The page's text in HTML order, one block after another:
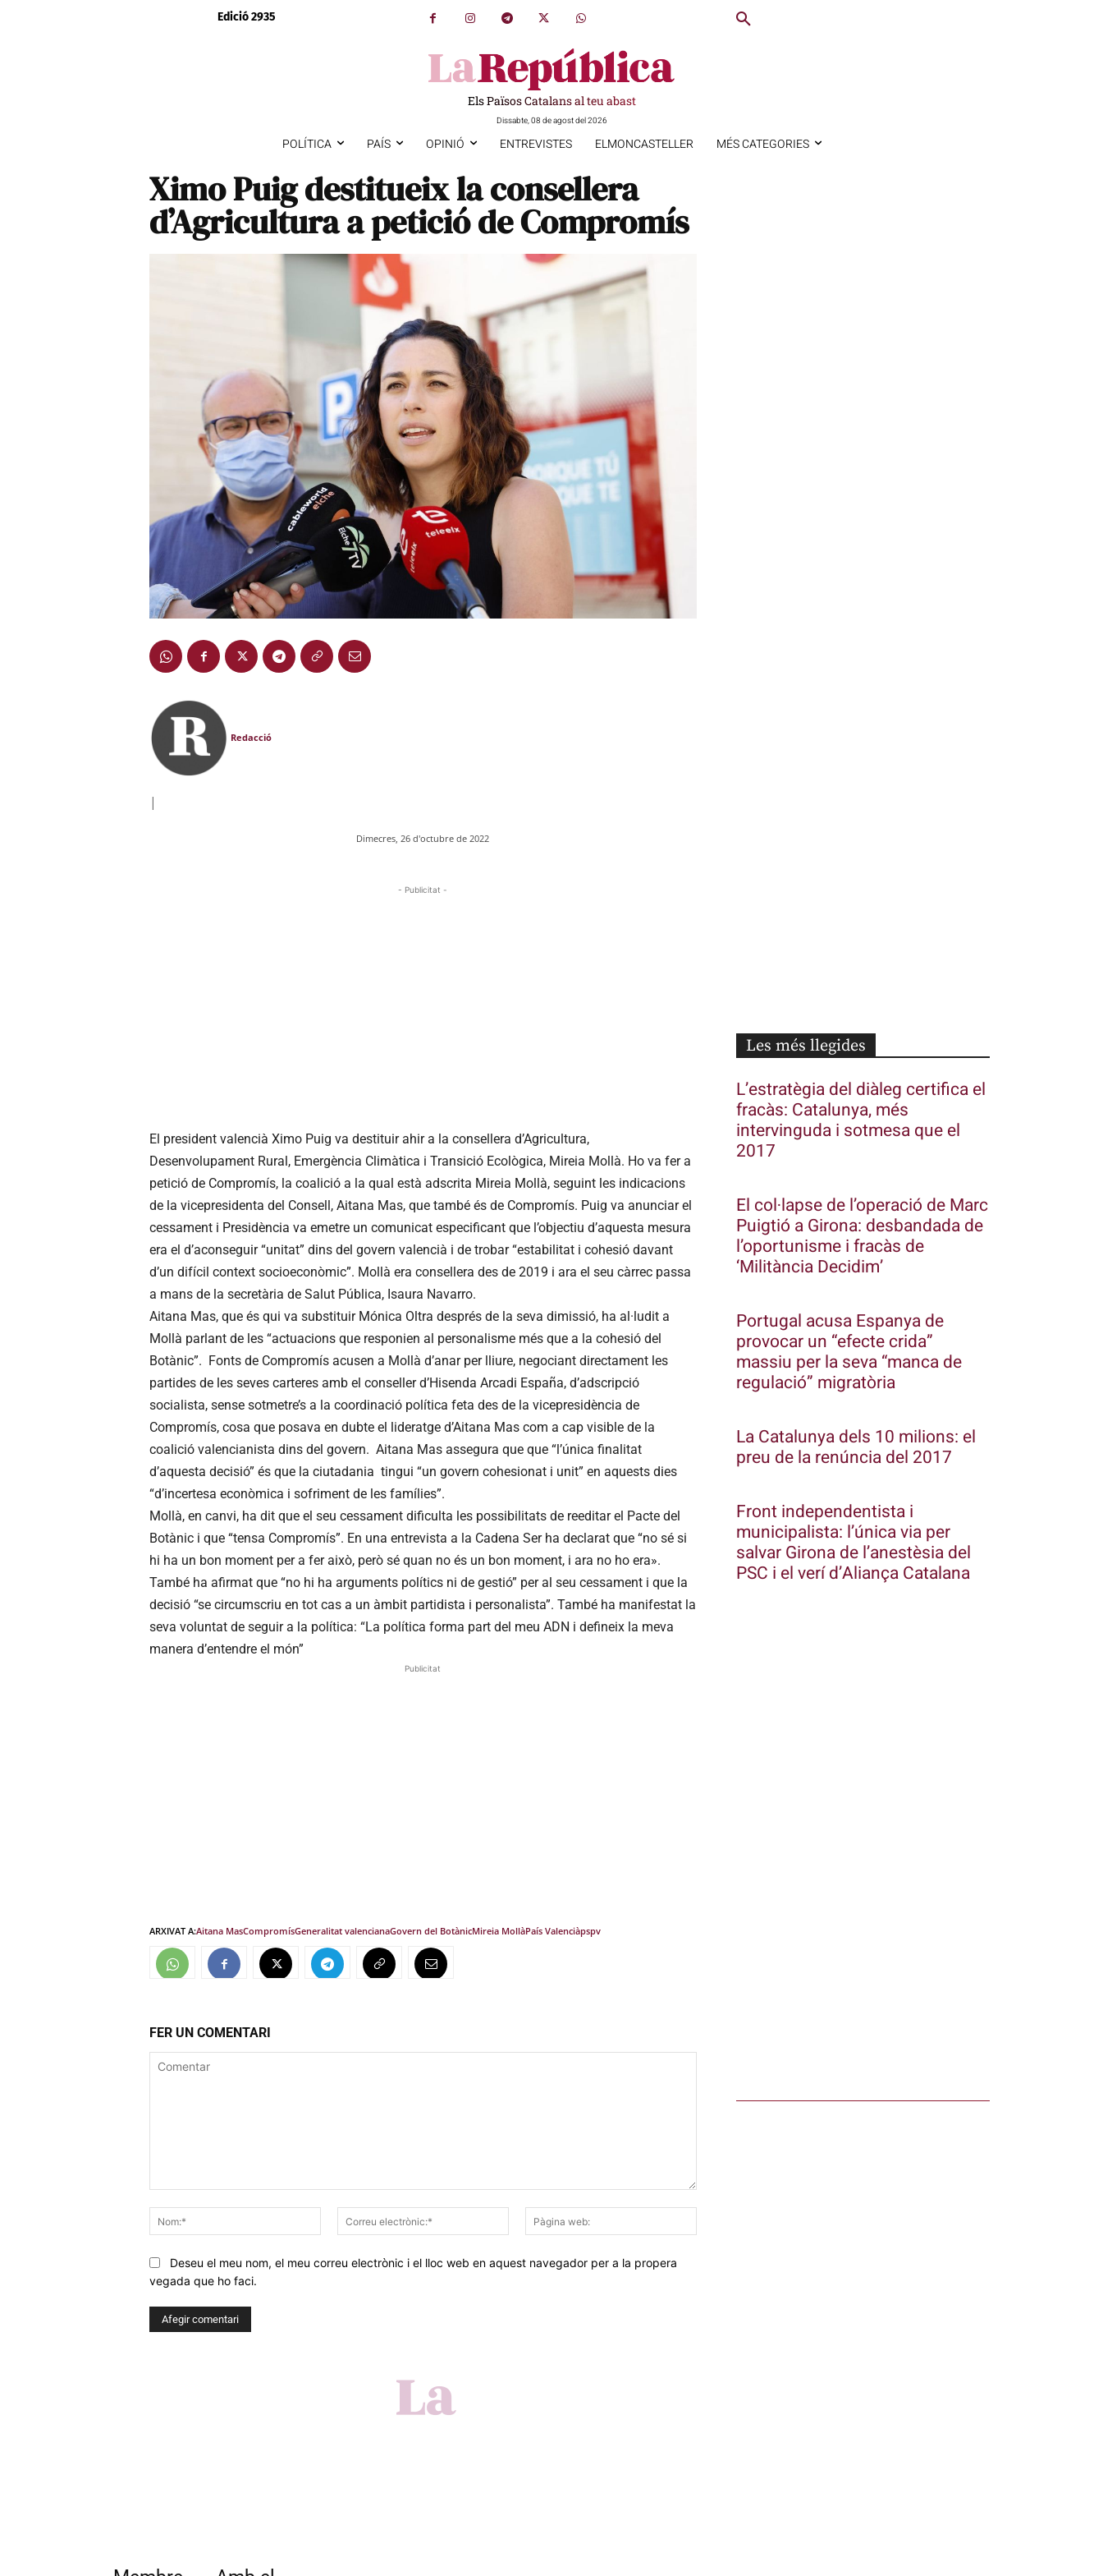
Edició 2935
Els Països Catalans al teu abast
Dissabte, 08 de agost del 2026
POLÍTICA PAÍS OPINIÓ ENTREVISTES ELMONCASTELLER MÉS CATEGORIES
Ximo Puig destitueix la consellera
d’Agricultura a petició de Compromís
Redacció
|
Dimecres, 26 d'octubre de 2022
- Publicitat -
El president valencià Ximo Puig va destituir ahir a la consellera d’Agricultura,
Desenvolupament Rural, Emergència Climàtica i Transició Ecològica, Mireia Mollà. Ho va fer a
petició de Compromís, la coalició a la qual està adscrita Mireia Mollà, seguint les indicacions
de la vicepresidenta del Consell, Aitana Mas, que també és de Compromís. Puig va anunciar el
cessament i Presidència va emetre un comunicat especificant que l’objectiu d’aquesta mesura
era el d’aconseguir “unitat” dins del govern valencià i de trobar “estabilitat i cohesió davant
d’un difícil context socioeconòmic”. Mollà era consellera des de 2019 i ara el seu càrrec passa
a mans de la secretària de Salut Pública, Isaura Navarro.
Aitana Mas, que és qui va substituir Mónica Oltra després de la seva dimissió, ha al·ludit a
Mollà parlant de les “actuacions que responien al personalisme més que a la cohesió del
Botànic”. Fonts de Compromís acusen a Mollà d’anar per lliure, negociant directament les
partides de les seves carteres amb el conseller d’Hisenda Arcadi España, d’adscripció
socialista, sense sotmetre’s a la coordinació política feta des de la vicepresidència de
Compromís, cosa que posava en dubte el lideratge d’Aitana Mas com a cap visible de la
coalició valencianista dins del govern. Aitana Mas assegura que que “l’única finalitat
d’aquesta decisió” és que la ciutadania tingui “un govern cohesionat i unit” en aquests dies
“d’incertesa econòmica i sofriment de les famílies”.
Mollà, en canvi, ha dit que el seu cessament dificulta les possibilitats de reeditar el Pacte del
Botànic i que “tensa Compromís”. En una entrevista a la Cadena Ser ha declarat que “no sé si
hi ha un bon moment per a fer això, però sé quan no és un bon moment, i ara no ho era».
També ha afirmat que “no hi ha arguments polítics ni de gestió” per al seu cessament i que la
decisió “se circumscriu en tot cas a un àmbit partidista i personalista”. També ha manifestat la
seva voluntat de seguir a la política: “La política forma part del meu ADN i defineix la meva
manera d’entendre el món”
Publicitat
ARXIVAT A:Aitana MasCompromísGeneralitat valencianaGovern del BotànicMireia MollàPaís Valenciàpspv
FER UN COMENTARI
Nom:*
Correu
electrònic:*
web:
Deseu el meu nom, el meu correu electrònic i el lloc web en aquest navegador per a la propera
vegada que ho faci.
Les més llegides
L’estratègia del diàleg certifica el
fracàs: Catalunya, més
intervinguda i sotmesa que el
2017
El col·lapse de l’operació de Marc
Puigtió a Girona: desbandada de
l’oportunisme i fracàs de
‘Militància Decidim’
Portugal acusa Espanya de
provocar un “efecte crida”
massiu per la seva “manca de
regulació” migratòria
La Catalunya dels 10 milions: el
preu de la renúncia del 2017
Front independentista i
municipalista: l’única via per
salvar Girona de l’anestèsia del
PSC i el verí d’Aliança Catalana